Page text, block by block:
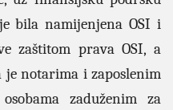
bila namijenjena OSI i
zaštitom prava OSI, a
je notarima i zaposlenim
zaduženim za